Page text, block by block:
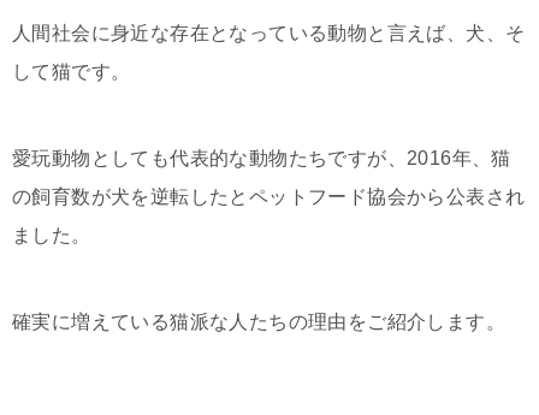
人間社会に身近な存在となっている動物と言えば、犬、そ
して猫です。
愛玩動物としても代表的な動物たちですが、2016年、猫
の飼育数が犬を逆転したとペットフード協会から公表され
ました。
確実に増えている猫派な人たちの理由をご紹介します。